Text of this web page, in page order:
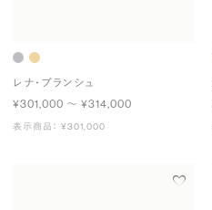
レナ・ブランシュ
¥301,000 〜 ¥314,000
表示商品： ¥301,000